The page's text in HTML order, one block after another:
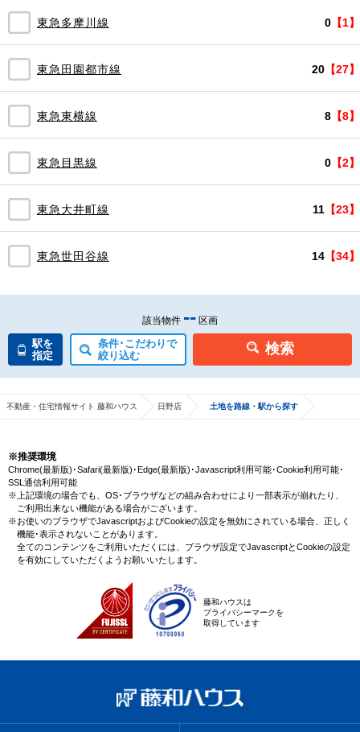
東急多摩川線 【1】
0
東急田園都市線 【27】
20
東急東横線 【8】
8
東急目黒線 【2】
0
東急大井町線 【23】
11
東急世田谷線 【34】
14
該当物件 -- 区画
駅を
指定
条件･こだわりで
絞り込む
検索
不動産・住宅情報サイト 藤和ハウス 日野店 土地を路線・駅から探す
※推奨環境
Chrome(最新版)･Safari(最新版)･Edge(最新版)･Javascript利用可能･Cookie利用可能･
SSL通信利用可能
※上記環境の場合でも、OS･ブラウザなどの組み合わせにより一部表示が崩れたり、
ご利用出来ない機能がある場合がございます。
※お使いのブラウザでJavascriptおよびCookieの設定を無効にされている場合、正しく
機能･表示されないことがあります。
全てのコンテンツをご利用いただくには、ブラウザ設定でJavascriptとCookieの設定
を有効にしていただくようお願いいたします。
藤和ハウスは
プライバシーマークを
取得しています